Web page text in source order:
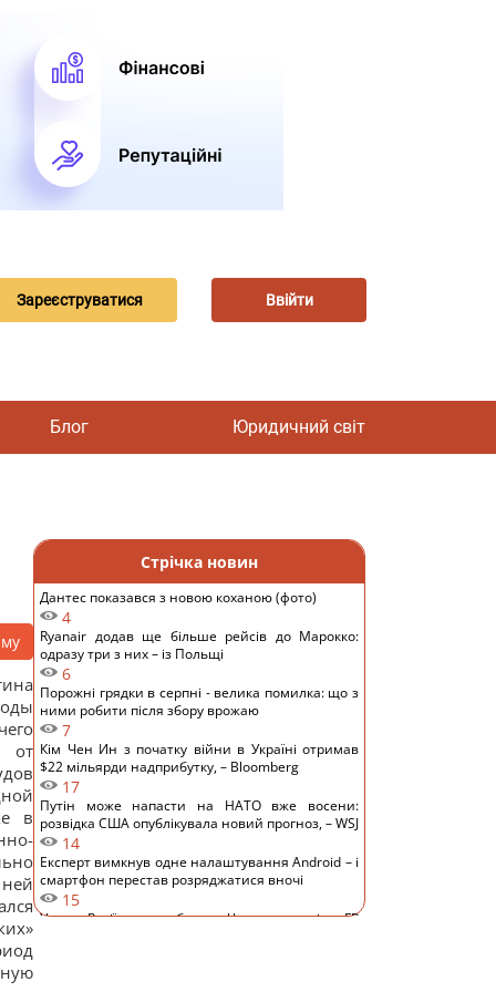
Зареєструватися Ввійти
Блог Юридичний світ
от
в
Стрічка новин
Дантес показався з новою коханою (фото)
4
Ryanair додав ще більше рейсів до Марокко:
одразу три з них – із Польщі
6
Порожні грядки в серпні - велика помилка: що з
ними робити після збору врожаю
7
Кім Чен Ин з початку війни в Україні отримав
$22 мільярди надприбутку, – Bloomberg
17
Путін може напасти на НАТО вже восени:
розвідка США опублікувала новий прогноз, – WSJ
14
Експерт вимкнув одне налаштування Android – і
смартфон перестав розряджатися вночі
15
Удари Росії по кораблях у Чорному морі: у FP